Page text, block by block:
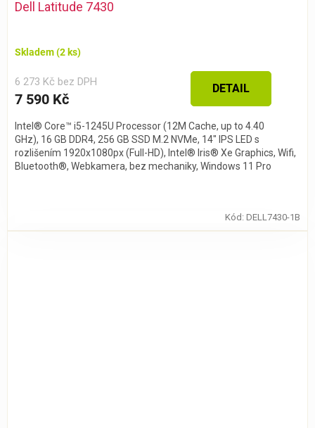
Dell Latitude 7430
Skladem(2 ks)
6 273 Kč bez DPH
7 590 Kč
DETAIL
Intel® Core™ i5-1245U Processor (12M Cache, up to 4.40
GHz), 16 GB DDR4, 256 GB SSD M.2 NVMe, 14" IPS LED s
rozlišením 1920x1080px (Full-HD), Intel® Iris® Xe Graphics, Wifi,
Bluetooth®, Webkamera, bez mechaniky, Windows 11 Pro
Kód: DELL7430-1B